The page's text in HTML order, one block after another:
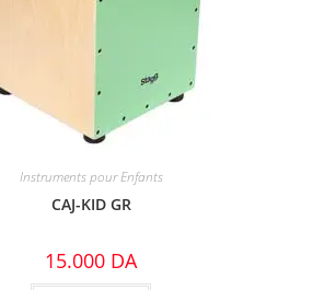
Instruments pour Enfants
CAJ-KID GR
15.000 DA